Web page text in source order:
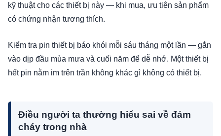
kỹ thuật cho các thiết bị này — khi mua, ưu tiên sản phẩm
có chứng nhận tương thích.
Kiểm tra pin thiết bị báo khói mỗi sáu tháng một lần — gắn
vào dịp đầu mùa mưa và cuối năm để dễ nhớ. Một thiết bị
hết pin nằm im trên trần không khác gì không có thiết bị.
Điều người ta thường hiểu sai về đám
cháy trong nhà